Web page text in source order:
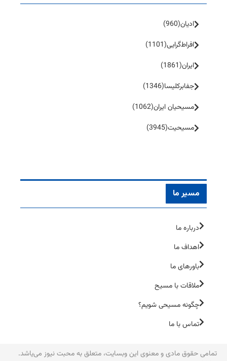
ادیان(960)
افراط‌گرایی(1101)
ایران(1861)
جفا‌بر‌کلیسا(1346)
مسیحیان ایران(1062)
مسیحیت(3945)
مسیر ما
درباره ما
اهداف ما
باورهای ما
ملاقات با مسیح
چگونه مسیحی شویم؟
تماس با ما
تمامی حقوق مادی و معنوی این وبسایت، متعلق به محبت نیوز می‌یاشد.